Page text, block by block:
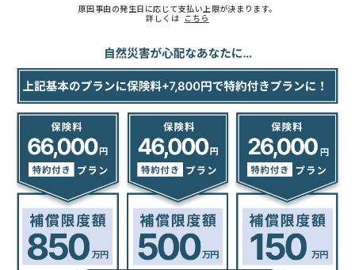
原因事由の発生日に応じて支払い上限が決まります。
詳しくは
こちら